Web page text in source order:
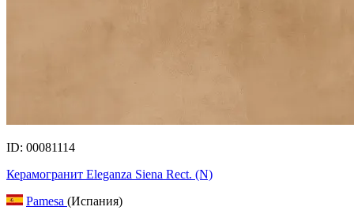
ID: 00081114
Керамогранит Eleganza Siena Rect. (N)
Pamesa (Испания)